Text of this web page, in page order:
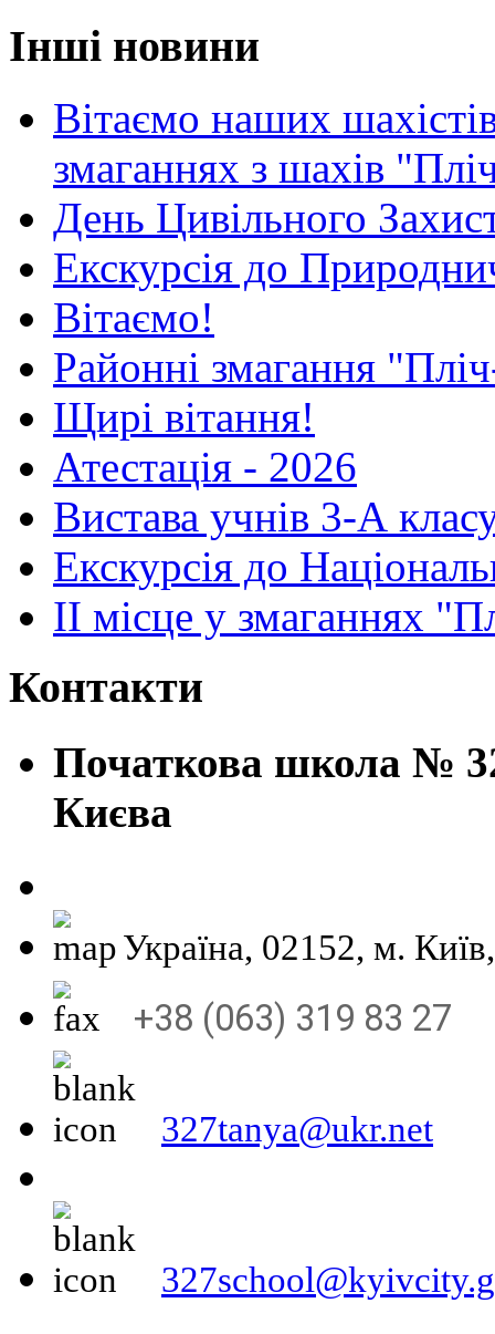
Інші новини
Вітаємо наших
змаганнях з шахів
День Цивільного
Екскурсія до
Вітаємо!
Районні змагання
Щирі вітання!
Атестація - 2026
Вистава учнів 3-А
Екскурсія до
ІІ місце у змаганнях
Контакти
Початкова школа №
Києва
Україна, 02152,
+38 (063) 319 83 27
327tanya@ukr.net